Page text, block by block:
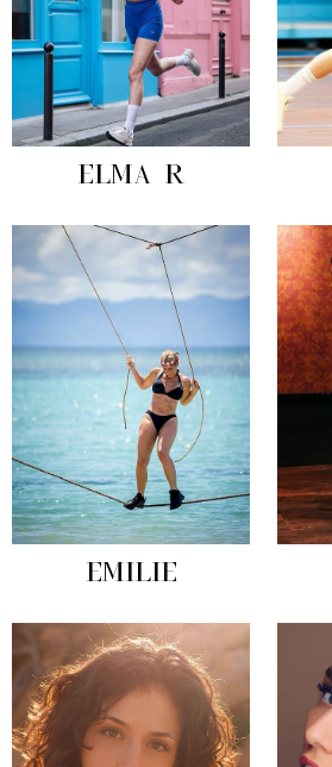
ELMA R
EMILIE